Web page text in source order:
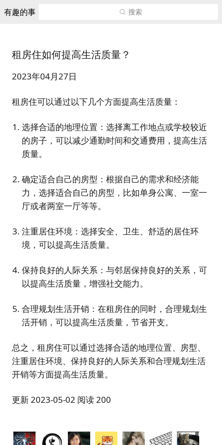
有趣的事 搜索
租房住如何提高生活质量？
2023年04月27日
租房住可以通过以下几个方面提高生活质量：
选择合适的地理位置：选择离工作地点或学校较近
的房子，可以减少通勤时间和交通费用，提高生活
质量。
确定适合自己的房型：根据自己的需求和经济能
力，选择适合自己的房型，比如单身公寓、一室一
厅或者两室一厅等等。
注重居住环境：选择安全、卫生、舒适的居住环
境，可以提高生活质量。
保持良好的人际关系：与邻居保持良好的关系，可
以提高生活质量，增强社交能力。
合理规划生活开销：在租房住的同时，合理规划生
活开销，可以提高生活质量，节省开支。
总之，租房住可以通过选择合适的地理位置、房型、
注重居住环境、保持良好的人际关系和合理规划生活
开销等方面提高生活质量。
更新 2023-05-02 阅读 200